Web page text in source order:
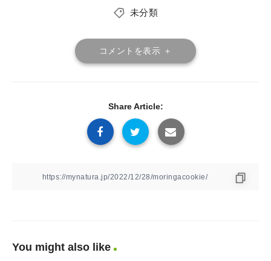
未分類
コメントを表示 ＋
Share Article:
You might also like